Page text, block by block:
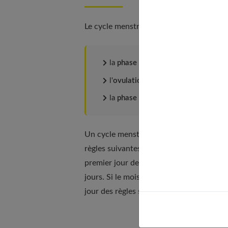
Le cycle menstruel se compose de trois
laphase folliculaire
l'ovulation
la phase lutéale
Un cycle menstruel commence
règles suivantes. Ainsi, si le premier
premier jour des prochaines règles est
jours. Si le mois suivant, votre premier
jour des règles suivantes est daté au